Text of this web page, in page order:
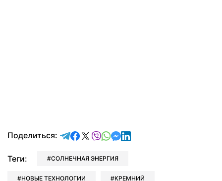
Поделиться: отправить в Telegram
поделиться в Facebook
поделиться в X
отправить в Viber
отправить в Whatsapp
отправить в Messenger
отправить в LinkedIn
Теги: СОЛНЕЧНАЯ ЭНЕРГИЯ
НОВЫЕ ТЕХНОЛОГИИ КРЕМНИЙ